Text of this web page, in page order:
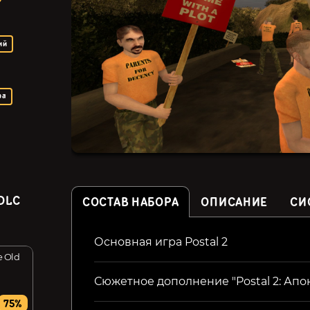
Old
75% 42% 299₽ 80%
СОСТАВ НАБОРА ОПИСАНИЕ
Основная игра Postal 2
Сюжетное дополнение "Postal 2: